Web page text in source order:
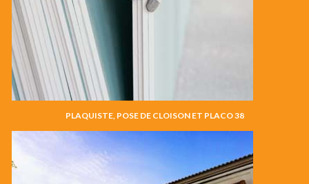
PLAQUISTE, POSE DE CLOISON ET PLACO 38